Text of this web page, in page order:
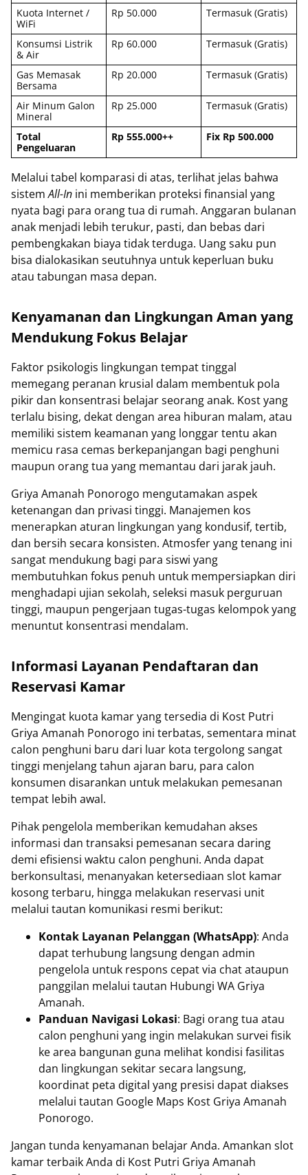
Kuota Internet /
WiFi
Rp 50.000 Termasuk (Gratis)
Konsumsi Listrik
& Air
Rp 60.000 Termasuk (Gratis)
Gas Memasak
Bersama
Rp 20.000 Termasuk (Gratis)
Air Minum Galon
Mineral
Rp 25.000 Termasuk (Gratis)
Total
Pengeluaran
Rp 555.000++ Fix Rp 500.000
Melalui tabel komparasi di atas, terlihat jelas bahwa
sistemAll-In ini memberikan proteksi finansial yang
nyata bagi para orang tua di rumah. Anggaran bulanan
anak menjadi lebih terukur, pasti, dan bebas dari
pembengkakan biaya tidak terduga. Uang saku pun
bisa dialokasikan seutuhnya untuk keperluan buku
atau tabungan masa depan.
Kenyamanan dan Lingkungan Aman yang
Mendukung Fokus Belajar
Faktor psikologis lingkungan tempat tinggal
memegang peranan krusial dalam membentuk pola
pikir dan konsentrasi belajar seorang anak. Kost yang
terlalu bising, dekat dengan area hiburan malam, atau
memiliki sistem keamanan yang longgar tentu akan
memicu rasa cemas berkepanjangan bagi penghuni
maupun orang tua yang memantau dari jarak jauh.
Griya Amanah Ponorogo mengutamakan aspek
ketenangan dan privasi tinggi. Manajemen kos
menerapkan aturan lingkungan yang kondusif, tertib,
dan bersih secara konsisten. Atmosfer yang tenang ini
sangat mendukung bagi para siswi yang
membutuhkan fokus penuh untuk mempersiapkan diri
menghadapi ujian sekolah, seleksi masuk perguruan
tinggi, maupun pengerjaan tugas-tugas kelompok yang
menuntut konsentrasi mendalam.
Informasi Layanan Pendaftaran dan
Reservasi Kamar
Mengingat kuota kamar yang tersedia di Kost Putri
Griya Amanah Ponorogo ini terbatas, sementara minat
calon penghuni baru dari luar kota tergolong sangat
tinggi menjelang tahun ajaran baru, para calon
konsumen disarankan untuk melakukan pemesanan
tempat lebih awal.
Pihak pengelola memberikan kemudahan akses
informasi dan transaksi pemesanan secara daring
demi efisiensi waktu calon penghuni. Anda dapat
berkonsultasi, menanyakan ketersediaan slot kamar
kosong terbaru, hingga melakukan reservasi unit
melalui tautan komunikasi resmi berikut:
Kontak Layanan Pelanggan (WhatsApp): Anda
dapat terhubung langsung dengan admin
pengelola untuk respons cepat via chat ataupun
panggilan melalui tautan Hubungi WA Griya
Amanah.
Panduan Navigasi Lokasi: Bagi orang tua atau
calon penghuni yang ingin melakukan survei fisik
ke area bangunan guna melihat kondisi fasilitas
dan lingkungan sekitar secara langsung,
koordinat peta digital yang presisi dapat diakses
melalui tautan Google Maps Kost Griya Amanah
Ponorogo.
Jangan tunda kenyamanan belajar Anda. Amankan slot
kamar terbaik Anda di Kost Putri Griya Amanah